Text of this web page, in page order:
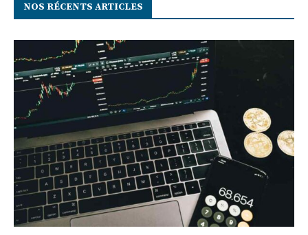
NOS RÉCENTS ARTICLES